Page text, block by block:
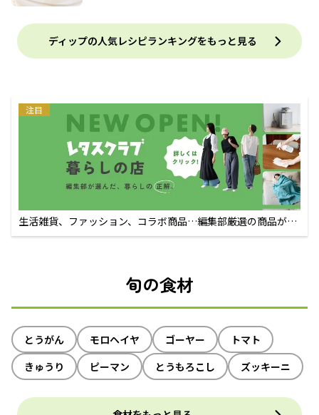
ディップの人気レシピランキングをもっと見る
注目
生活雑貨、ファッション、コラボ商品…編集部厳選の商品が買
えるECサイト
旬の食材
とうがん モロヘイヤ ゴーヤー
トマト
きゅうり
ピーマン とうもろこし ズッキーニ